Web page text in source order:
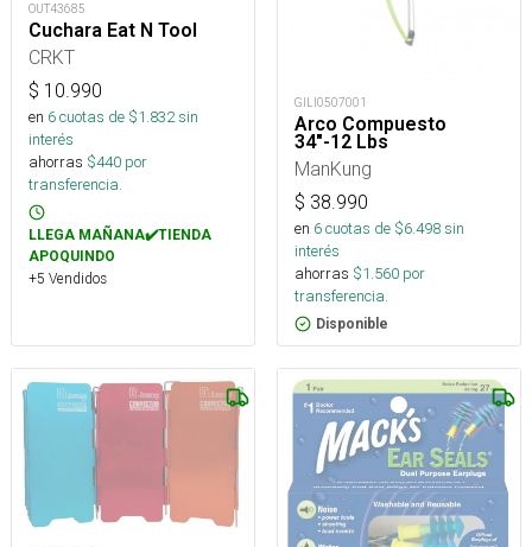
OUT43685
Cuchara Eat N Tool
CRKT
$ 10.990
en 6cuotas de $1.832sin
interés
ahorras $440 por
transferencia.
LLEGA MAÑANA✔️TIENDA
APOQUINDO
+5 Vendidos
GILI0507001
Arco Compuesto
34"-12 Lbs
ManKung
$ 38.990
en 6cuotas de $6.498sin
interés
ahorras $1.560 por
transferencia.
Disponible